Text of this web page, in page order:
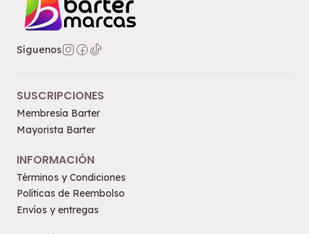
Síguenos
SUSCRIPCIONES
Membresía Barter
Mayorista Barter
INFORMACIÓN
Términos y Condiciones
Políticas de Reembolso
Envíos y entregas